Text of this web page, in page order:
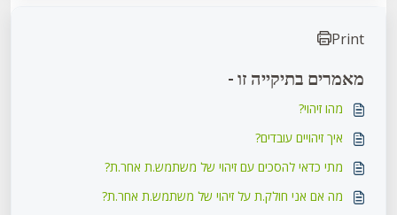
Print
מאמרים בתיקייה זו -
מהו זיהוי?
איך זיהויים עובדים?
מתי כדאי להסכים עם זיהוי של משתמש.ת אחר.ת?
מה אם אני חולק.ת על זיהוי של משתמש.ת אחר.ת?